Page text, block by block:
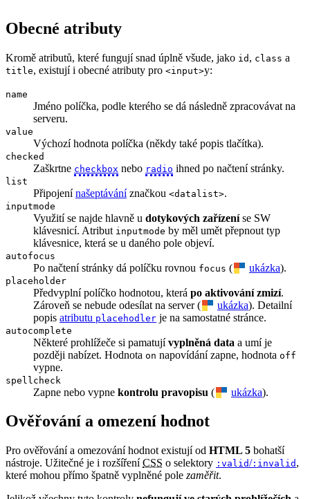
Obecné atributy
Kromě atributů, které fungují snad úplně všude, jako id , class a
title, existují i obecné atributy pro <input>y:
name
Jméno políčka, podle kterého se dá následně zpracovávat na
serveru.
value
Výchozí hodnota políčka (někdy také popis tlačítka).
checked
Zaškrtne checkbox nebo radio ihned po načtení stránky.
list
Připojenínašeptáváníznačkou <datalist>.
inputmode
Využití se najde hlavně u dotykových zařízeníse SW
klávesnicí. Atribut inputmode by měl umět přepnout typ
klávesnice, která se u daného pole objeví.
autofocus
Po načtení stránky dá políčku rovnou focus ( ukázka).
placeholder
Předvyplní políčko hodnotou, která po aktivování zmizí.
Zároveň se nebude odesílat na server (
ukázka). Detailní
popis atributu placehodler je na samostatné stránce.
autocomplete
Některé prohlížeče si pamatujívyplněná data a umí je
později nabízet. Hodnota on napovídání zapne, hodnota off
vypne.
spellcheck
Zapne nebo vypne kontrolu pravopisu ( ukázka).
Ověřování a omezení hodnot
Pro ověřování a omezování hodnot existují od HTML 5 bohatší
nástroje. Užitečné je i rozšířeníCSS o selektory :valid/ :invalid ,
které mohou přímo špatně vyplněné pole zaměřit.